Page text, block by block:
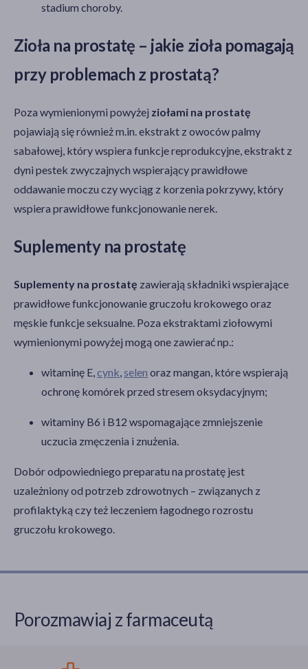
stadium choroby.
Zioła na prostatę – jakie zioła pomagają
przy problemach z prostatą?
Poza wymienionymi powyżej ziołami na prostatę
pojawiają się również m.in. ekstrakt z owoców palmy
sabałowej, który wspiera funkcje reprodukcyjne, ekstrakt z
dyni pestek zwyczajnych wspierający prawidłowe
oddawanie moczu czy wyciąg z korzenia pokrzywy, który
wspiera prawidłowe funkcjonowanie nerek.
Suplementy na prostatę
Suplementy na prostatę zawierają składniki wspierające
prawidłowe funkcjonowanie gruczołu krokowego oraz
męskie funkcje seksualne. Poza ekstraktami ziołowymi
wymienionymi powyżej mogą one zawierać np.:
witaminę E, cynk selen oraz mangan, które wspierają
ochronę komórek przed stresem oksydacyjnym;
witaminy B6 i B12 wspomagające zmniejszenie
uczucia zmęczenia i znużenia.
Dobór odpowiedniego preparatu na prostatę jest
uzależniony od potrzeb zdrowotnych – związanych z
profilaktyką czy też leczeniem łagodnego rozrostu
gruczołu krokowego.
Porozmawiaj z farmaceutą